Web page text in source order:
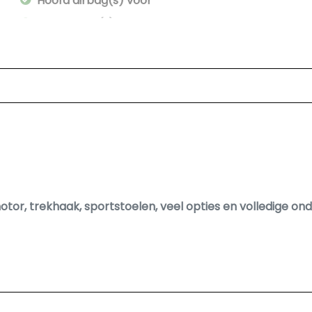
Vervolgbotsing preventie
Dakrails
Mistlampen voor adaptief
trekhaak, sportstoelen, veel opties en volledige